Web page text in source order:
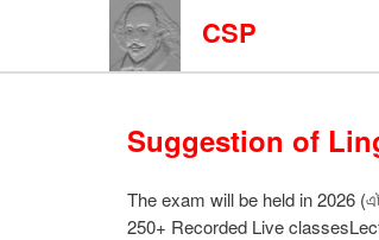
CSP
Suggestion of
The exam will be held in 2026
250+ Recorded Live